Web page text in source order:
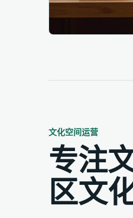
文化空间运营
专注
区文